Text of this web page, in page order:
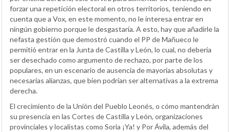
forzar una repetición electoral en otros territorios, teniendo en
cuenta que a Vox, en este momento, no le interesa entrar en
ningún gobierno porque le desgastaría. A esto, hay que añadirle la
nefasta gestión que demostró cuando el PP de Mañueco le
permitió entrar en la Junta de Castilla y León, lo cual, no debería
ser desechado como argumento de rechazo, por parte de los
populares, en un escenario de ausencia de mayorías absolutas y
necesarias alianzas, que bien podrían ser alternativas a la extrema
derecha.
El crecimiento de la Unión del Pueblo Leonés, o cómo mantendrán
su presencia en las Cortes de Castilla y León, organizaciones
provinciales y localistas como Soria ¡Ya! y Por Ávila, además del